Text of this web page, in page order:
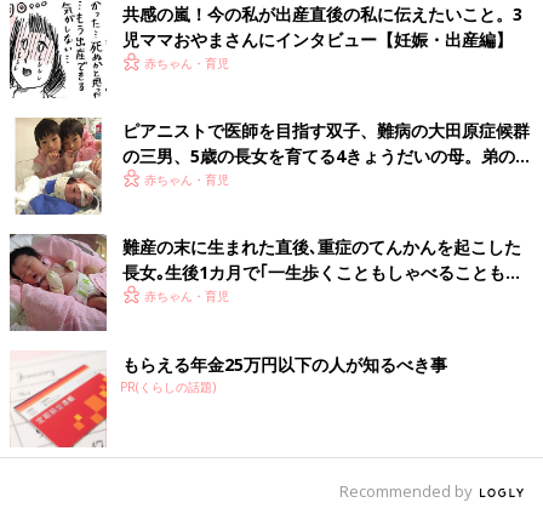
共感の嵐！今の私が出産直後の私に伝えたいこと。3
児ママおやまさんにインタビュー【妊娠・出産編】
赤ちゃん・育児
ピアニストで医師を目指す双子、難病の大田原症候群
の三男、5歳の長女を育てる4きょうだいの母。弟の命
を守るため「こうちゃん憲法」を家族で作った
赤ちゃん・育児
難産の末に生まれた直後､重症のてんかんを起こした
長女｡生後1カ月で｢一生歩くこともしゃべることもで
きない｣と【大田原症候群】
赤ちゃん・育児
もらえる年金25万円以下の人が知るべき事
PR(くらしの話題)
Recommended by